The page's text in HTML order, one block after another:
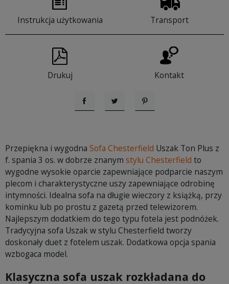
Instrukcja użytkowania Transport
Drukuj Kontakt
UdostępnijTweetujPinterest
Przepiękna i wygodna Sofa Chesterfield Uszak Ton Plus z
f. spania 3 os. w dobrze znanym stylu Chesterfield to
wygodne wysokie oparcie zapewniające podparcie naszym
plecom i charakterystyczne uszy zapewniające odrobinę
intymności. Idealna sofa na długie wieczory z książką, przy
kominku lub po prostu z gazetą przed telewizorem.
Najlepszym dodatkiem do tego typu fotela jest podnóżek.
Tradycyjna sofa Uszak w stylu Chesterfield tworzy
doskonały duet z fotelem uszak. Dodatkowa opcja spania
wzbogaca model.
Klasyczna sofa uszak rozkładana do